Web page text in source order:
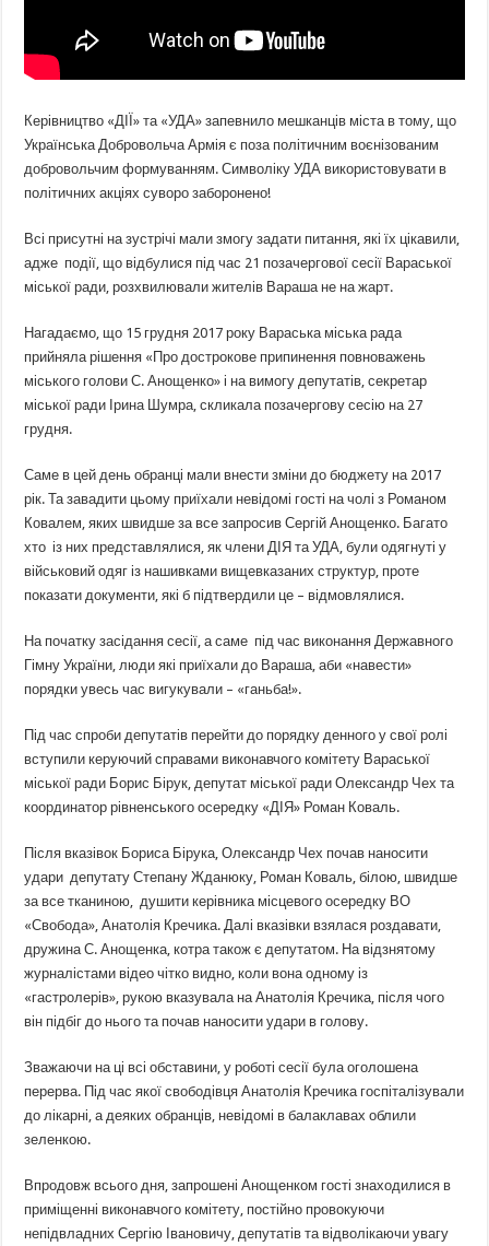
Керівництво «ДІЇ» та «УДА» запевнило мешканців міста в тому, що
Українська Добровольча Армія є поза політичним воєнізованим
добровольчим формуванням. Символіку УДА використовувати в
політичних акціях суворо заборонено!
Всі присутні на зустрічі мали змогу задати питання, які їх цікавили,
адже події, що відбулися під час 21 позачергової сесії Вараської
міської ради, розхвилювали жителів Вараша не на жарт.
Нагадаємо, що 15 грудня 2017 року Вараська міська рада
прийняла рішення «Про дострокове припинення повноважень
міського голови С. Анощенко» і на вимогу депутатів, секретар
міської ради Ірина Шумра, скликала позачергову сесію на 27
грудня.
Саме в цей день обранці мали внести зміни до бюджету на 2017
рік. Та завадити цьому приїхали невідомі гості на чолі з Романом
Ковалем, яких швидше за все запросив Сергій Анощенко. Багато
хто із них представлялися, як члени ДІЯ та УДА, були одягнуті у
військовий одяг із нашивками вищевказаних структур, проте
показати документи, які б підтвердили це – відмовлялися.
На початку засідання сесії, а саме під час виконання Державного
Гімну України, люди які приїхали до Вараша, аби «навести»
порядки увесь час вигукували – «ганьба!».
Під час спроби депутатів перейти до порядку денного у свої ролі
вступили керуючий справами виконавчого комітету Вараської
міської ради Борис Бірук, депутат міської ради Олександр Чех та
координатор рівненського осередку «ДІЯ» Роман Коваль.
Після вказівок Бориса Бірука, Олександр Чех почав наносити
удари депутату Степану Жданюку, Роман Коваль, білою, швидше
за все тканиною, душити керівника місцевого осередку ВО
«Свобода», Анатолія Кречика. Далі вказівки взялася роздавати,
дружина С. Анощенка, котра також є депутатом. На відзнятому
журналістами відео чітко видно, коли вона одному із
«гастролерів», рукою вказувала на Анатолія Кречика, після чого
він підбіг до нього та почав наносити удари в голову.
Зважаючи на ці всі обставини, у роботі сесії була оголошена
перерва. Під час якої свободівця Анатолія Кречика госпіталізували
до лікарні, а деяких обранців, невідомі в балаклавах облили
зеленкою.
Впродовж всього дня, запрошені Анощенком гості знаходилися в
приміщенні виконавчого комітету, постійно провокуючи
непідвладних Сергію Івановичу, депутатів та відволікаючи увагу